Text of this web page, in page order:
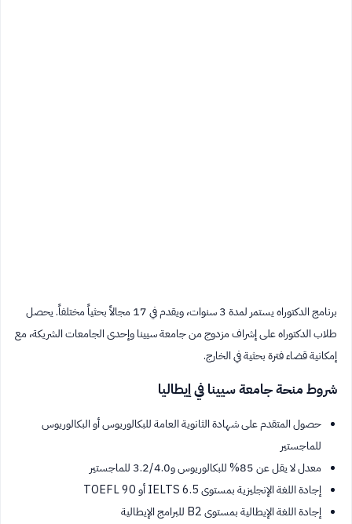
برنامج الدكتوراه يستمر لمدة 3 سنوات، ويقدم في 17 مجالاً بحثياً مختلفاً. يحصل
طلاب الدكتوراه على إشراف مزدوج من جامعة سيينا وإحدى الجامعات الشريكة، مع
إمكانية قضاء فترة بحثية في الخارج.
شروط منحة جامعة سيينا في إيطاليا
حصول المتقدم على شهادة الثانوية العامة للبكالوريوس أو البكالوريوس
للماجستير
معدل لا يقل عن 85% للبكالوريوس و3.2/4.0 للماجستير
إجادة اللغة الإنجليزية بمستوى IELTS 6.5 أو TOEFL 90
إجادة اللغة الإيطالية بمستوى B2 للبرامج الإيطالية